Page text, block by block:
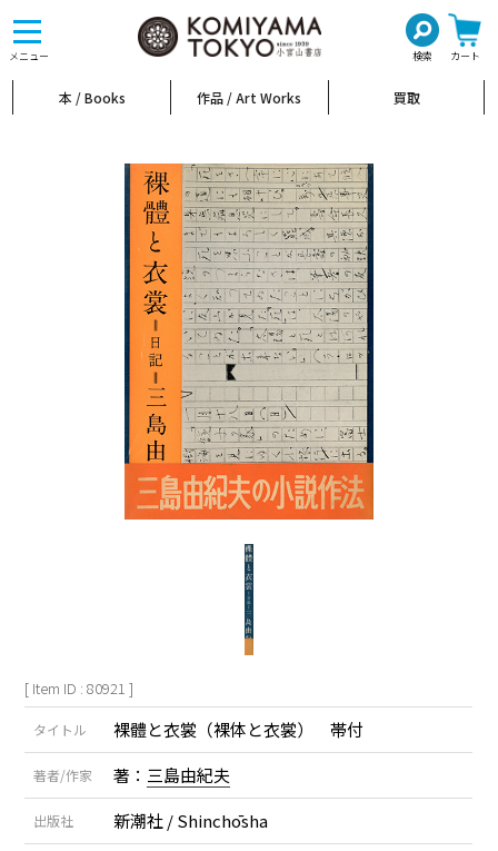
メニュー 検索 カート
toggle
navigation
本 / Books 作品 / Art Works 買取
[ Item ID : 80921 ]
タイトル 裸體と衣裳（裸体と衣裳） 帯付
著者/作家 著： 三島由紀夫
出版社 新潮社 / Shinchōsha